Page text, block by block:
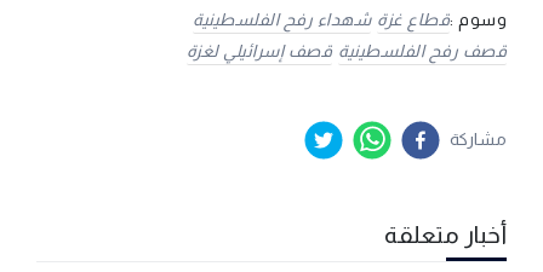
وسوم :قطاع غزة شهداء رفح الفلسطينية
قصف رفح الفلسطينية قصف إسرائيلي لغزة
مشاركة
أخبار متعلقة